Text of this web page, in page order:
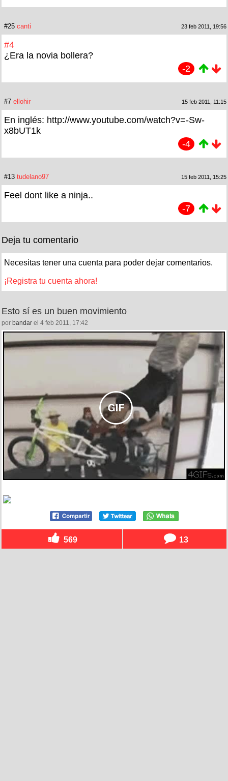
#25 canti 23 feb 2011, 19:56
#4
¿Era la novia bollera?
-2
#7 ellohir 15 feb 2011, 11:15
En inglés: http://www.youtube.com/watch?v=-Sw-
x8bUT1k
-4
#13 tudelano97 15 feb 2011, 15:25
Feel dont like a ninja..
-7
Deja tu comentario
Necesitas tener una cuenta para poder dejar comentarios.
¡Registra tu cuenta ahora!
Esto sí es un buen movimiento
por bandar el 4 feb 2011, 17:42
569 13